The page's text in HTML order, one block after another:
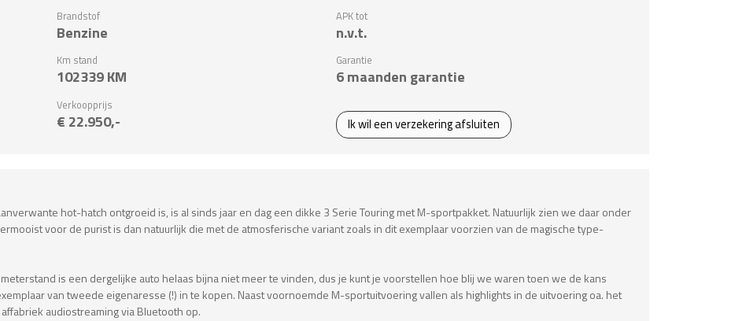
Brandstof
Benzine
APK tot
n.v.t.
Km stand
102339KM
Garantie
6 maanden garantie
Verkoopprijs
€ 22.950,- Ik wil een verzekering afsluiten
hot-hatch ontgroeid is, is al sinds jaar en dag een dikke 3 Serie Touring met M-sportpakket. Natuurlijk zien we daar onder
voor de purist is dan natuurlijk die met de atmosferische variant zoals in dit exemplaar voorzien van de magische type-
is een dergelijke auto helaas bijna niet meer te vinden, dus je kunt je voorstellen hoe blij we waren toen we de kans
van tweede eigenaresse (!) in te kopen. Naast voornoemde M-sportuitvoering vallen als highlights in de uitvoering oa. het
audiostreaming via Bluetooth op.